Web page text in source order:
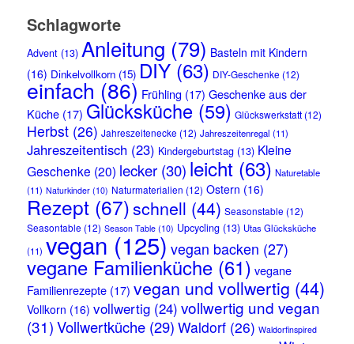
Schlagworte
Advent(13) Anleitung (79) Basteln mit Kindern
(16) Dinkelvollkorn(15) DIY(63) DIY-Geschenke (12)
einfach (86) Frühling (17) Geschenke aus der
Küche(17) Glücksküche(59) Glückswerkstatt(12)
Herbst(26) Jahreszeitenecke (12) Jahreszeitenregal (11)
Jahreszeitentisch (23) Kindergeburtstag(13) Kleine
Geschenke (20) lecker(30) leicht(63) Naturetable
(11) Naturkinder(10) Naturmaterialien (12) Ostern (16)
Rezept(67)schnell (44) Seasonstable (12)
Seasontable (12) Season Table(10) Upcycling(13) Utas Glücksküche
(11) vegan (125) vegan backen (27)
vegane Familienküche(61) vegane
Familienrezepte(17) vegan und vollwertig (44)
Vollkorn (16) vollwertig(24) vollwertig und vegan
(31)Vollwertküche(29) Waldorf(26) Waldorfinspired